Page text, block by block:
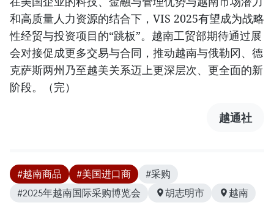
和高质量人力资源的结合下，VIS 2025有望成为战略
性经贸与投资项目的“跳板”。越南工贸部期待通过展
会对接促成更多交易与合同，推动越南与俄勒冈、德
克萨斯两州乃至越美关系迈上更深层次、更全面的新
阶段。（完）
越通社
#越南商品 #美国进口商
#采购
#2025年越南国际采购博览会
胡志明市 越南